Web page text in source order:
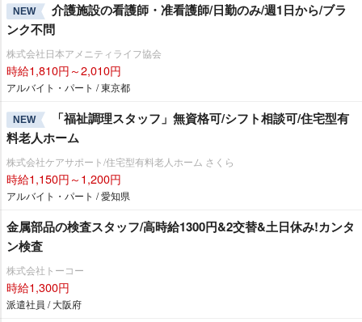
NEW
介護施設の看護師・准看護師/日勤のみ/週1日から/ブラ
ンク不問
株式会社日本アメニティライフ協会
時給1,810円～2,010円
アルバイト・パート / 東京都
NEW
「福祉調理スタッフ」無資格可/シフト相談可/住宅型有
料老人ホーム
株式会社ケアサポート/住宅型有料老人ホーム さくら
時給1,150円～1,200円
アルバイト・パート / 愛知県
金属部品の検査スタッフ/高時給1300円&2交替&土日休み!カンタ
ン検査
株式会社トーコー
時給1,300円
派遣社員 / 大阪府